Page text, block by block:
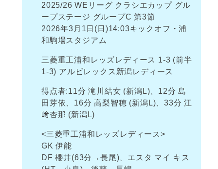
2025/26 WEリーグ クラシエカップ グル
ープステージ グループC 第3節
2026年3月1日(日)14:03キックオフ・浦
和駒場スタジアム
三菱重工浦和レッズレディース 1-3 (前半
1-3) アルビレックス新潟レディース
得点者:11分 滝川結女 (新潟L)、12分 島
田芽依、16分 高梨智穂 (新潟L)、33分 江
﨑杏那 (新潟L)
<三菱重工浦和レッズレディース>
GK 伊能
DF 櫻井(63分→長尾)、エスタ マイ キス